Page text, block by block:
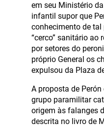
em seu Ministério
infantil supor que
conhecimento de
“cerco” sanitário ao
por setores do
próprio General os
expulsou da Plaza
A proposta de
grupo paramilitar
origem às falanges
descrita no livro de